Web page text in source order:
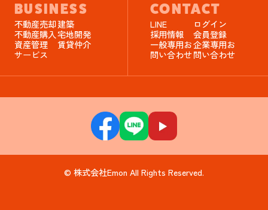
BUSINESS
不動産売却建築
不動産購入宅地開発
資産管理
サービス
賃貸仲介
CONTACT
LINE
ログイン
採用情報
会員登録
一般専用お
問い合わせ
企業専用お
問い合わせ
© 株式会社Emon All Rights Reserved.